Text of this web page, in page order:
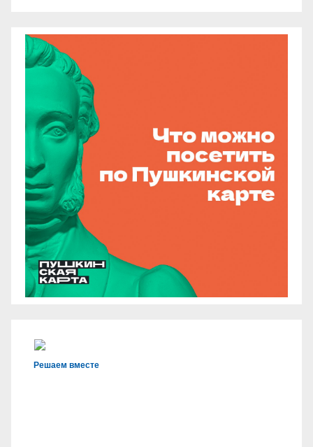
Решаем вместе